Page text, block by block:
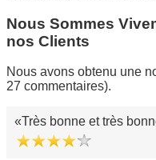
Nous Sommes
nos Clients
Nous avons obtenu une
27 commentaires).
Très bonne et très